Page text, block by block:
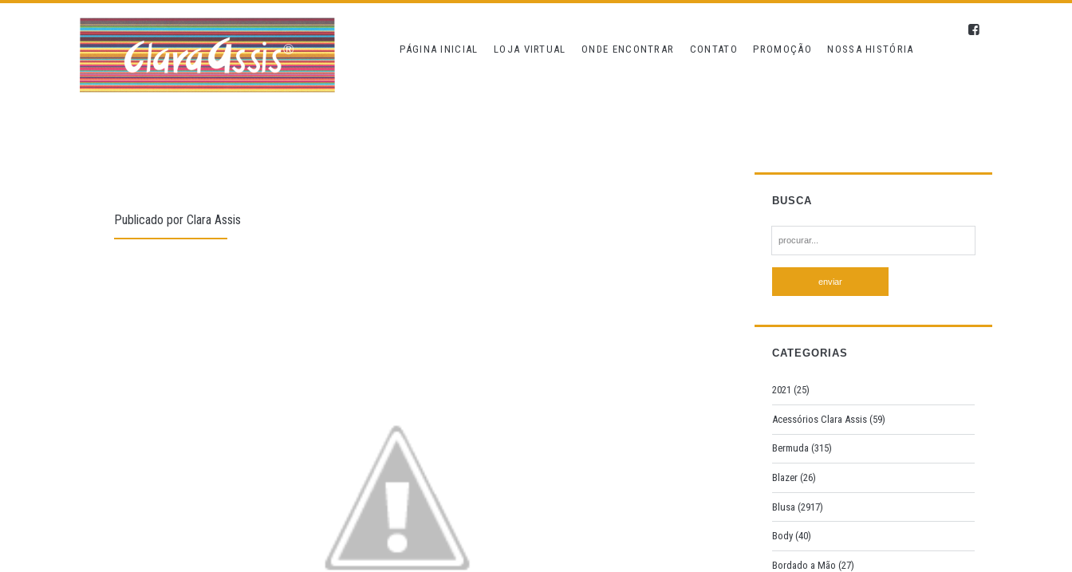
PÁGINA INICIAL LOJA VIRTUAL ONDE ENCONTRAR CONTATO PROMOÇÃO NOSSA HISTÓRIA
Publicado porClara Assis
BUSCA
e
h
f
r
:
CATEGORIAS
2021 (25)
Acessórios Clara Assis (59)
Bermuda (315)
Blazer (26)
Blusa (2917)
Body (40)
Bordado a Mão (27)